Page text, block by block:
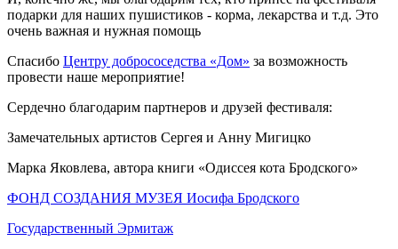
подарки для наших пушистиков - корма, лекарства и т.д. Это
очень важная и нужная помощь
Спасибо Центру добрососедства «Дом» за возможность
провести наше мероприятие!
Сердечно благодарим партнеров и друзей фестиваля:
Замечательных артистов Сергея и Анну Мигицко
Марка Яковлева, автора книги «Одиссея кота Бродского»
ФОНД СОЗДАНИЯ МУЗЕЯ Иосифа Бродского
Государственный Эрмитаж